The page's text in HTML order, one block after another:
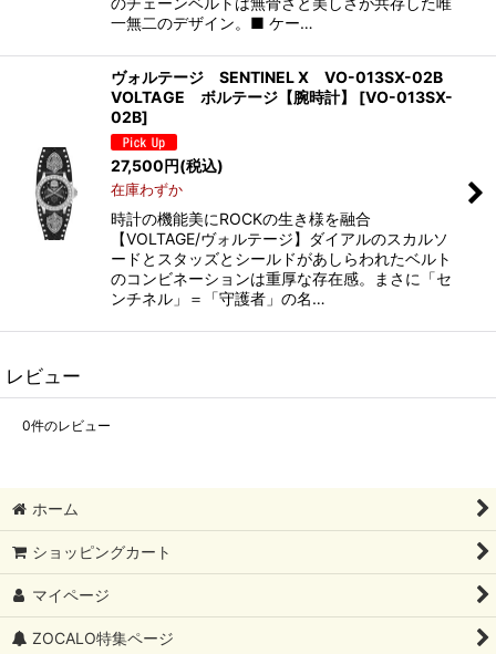
一無二のデザイン。■ ケー…
ヴォルテージ SENTINEL X VO-013SX-02B
VOLTAGE ボルテージ【腕時計】
[VO-013SX-
02B]
27,500円(税込)
在庫わずか
時計の機能美にROCKの生き様を融合
【VOLTAGE/ヴォルテージ】ダイアルのスカルソ
ードとスタッズとシールドがあしらわれたベルト
のコンビネーションは重厚な存在感。まさに「セ
ンチネル」＝「守護者」の名…
レビュー
0件のレビュー
ホーム
ショッピングカート
マイページ
ZOCALO特集ページ